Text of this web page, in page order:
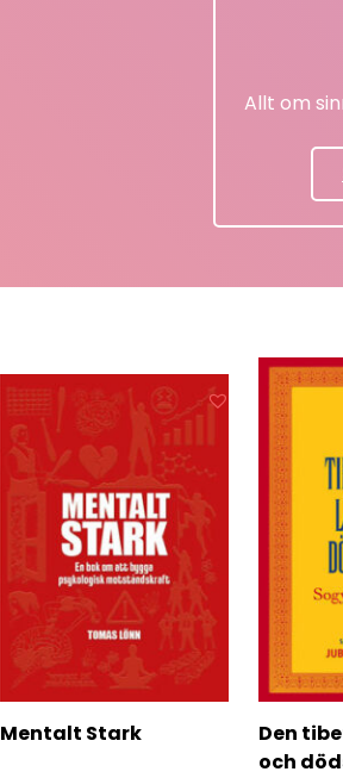
Allt om
Mentalt Stark
Den
och